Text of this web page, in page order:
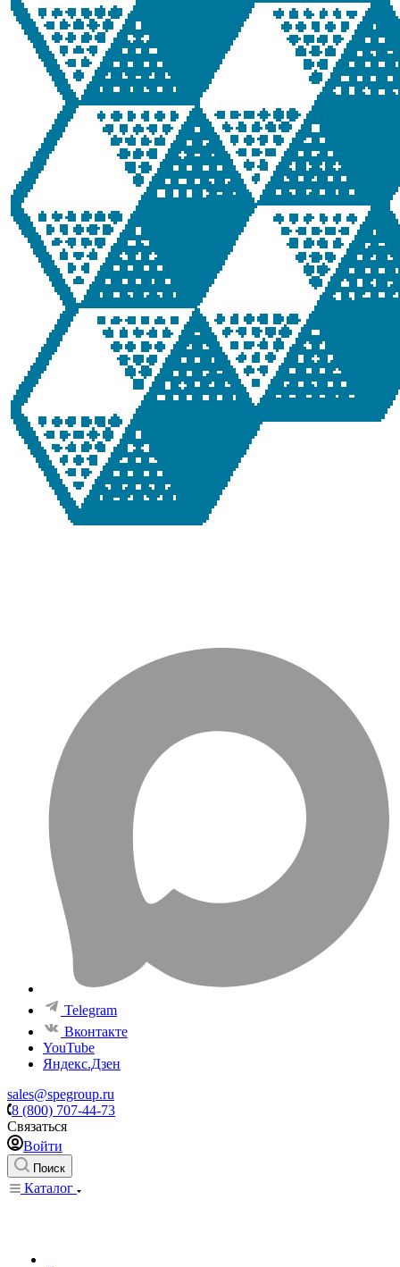
Telegram
Вконтакте
YouTube
Яндекс.Дзен
sales@spegroup.ru
8 (800) 707-44-73
Связаться
Войти
Поиск
Каталог